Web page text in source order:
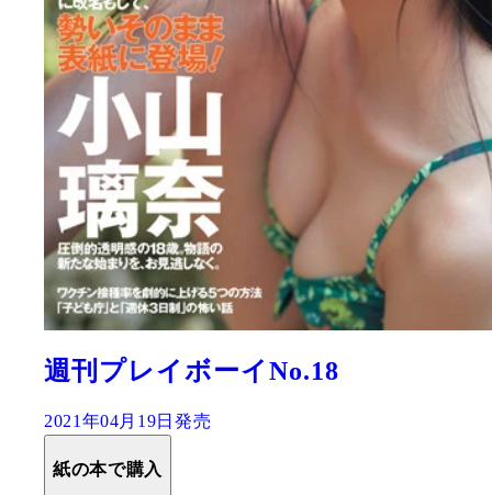
週刊プレイボーイNo.18
2021年04月19日発売
紙の本で購入